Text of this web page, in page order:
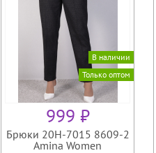
В наличии
Только оптом
999 ₽
Брюки 20Н-7015 8609-2
Amina Women